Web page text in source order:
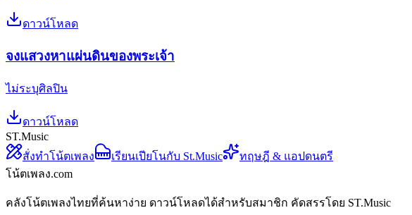
ดาวน์โหลด
จงแสวงหาแผ่นดินของพระเจ้า
ไม่ระบุศิลปิน
ดาวน์โหลด
ST.Music
สั่งทำโน้ตเพลง
เรียนเปียโนกับ St.Music
ทฤษฎี & แอปดนตรี
โน้ตเพลง.com
คลังโน้ตเพลงไทยที่ค้นหาง่าย ดาวน์โหลดได้สำหรับสมาชิก คัดสรรโดย ST.Music